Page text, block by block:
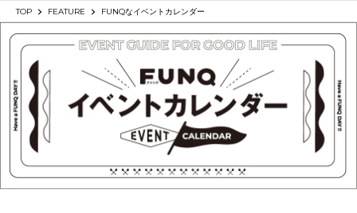
TOP FEATURE FUNQなイベントカレンダー